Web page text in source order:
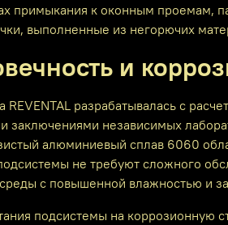
примыкания к оконным проемам,
выполненные из негорючих
и
REVENTAL разрабатывалась с
заключениями независимых
алюминиевый сплав 6060
не требуют сложного
с повышенной влажностью и
подсистемы на коррозионную